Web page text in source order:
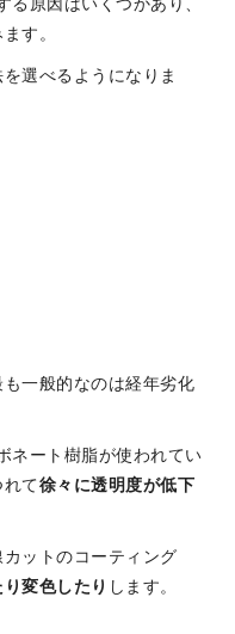
原因はいくつかあり、
す。
選べるようになりま
一般的なのは経年劣化
ネート樹脂が使われてい
て徐々に透明度が低下
ットのコーティング
変色したり します。